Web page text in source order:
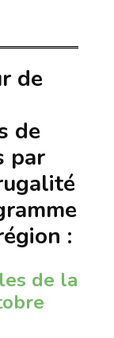
de
de
par
:
de la